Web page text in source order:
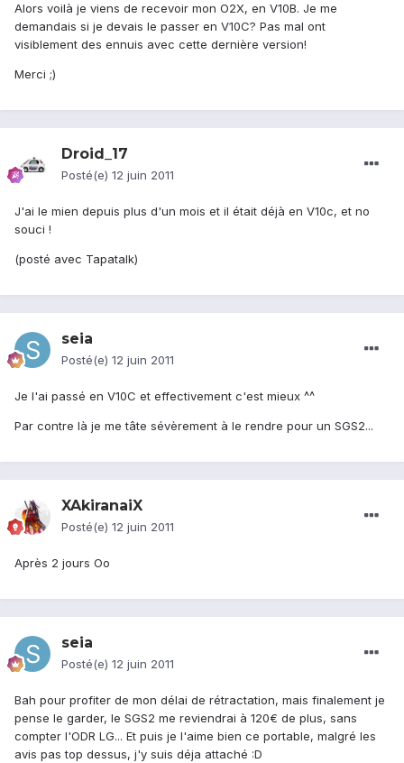
Alors voilà je viens de recevoir mon O2X, en V10B. Je me
demandais si je devais le passer en V10C? Pas mal ont
visiblement des ennuis avec cette dernière version!
Merci ;)
Droid_17
Posté(e) 12 juin 2011
J'ai le mien depuis plus d'un mois et il était déjà en V10c, et no
souci !
(posté avec Tapatalk)
seia
Posté(e) 12 juin 2011
Je l'ai passé en V10C et effectivement c'est mieux ^^
Par contre là je me tâte sévèrement à le rendre pour un SGS2...
XAkiranaiX
Posté(e) 12 juin 2011
Après 2 jours Oo
seia
Posté(e) 12 juin 2011
Bah pour profiter de mon délai de rétractation, mais finalement je
pense le garder, le SGS2 me reviendrai à 120€ de plus, sans
compter l'ODR LG... Et puis je l'aime bien ce portable, malgré les
avis pas top dessus, j'y suis déja attaché :D